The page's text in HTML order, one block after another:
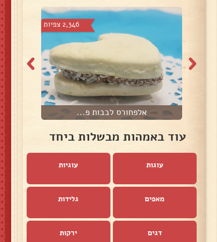
2,346 צפיות
אלפחורס לבבות פ...
עוד באמהות מבשלות ביחד
עוגות עוגיות
מאפים גלידות
דגים ירקות